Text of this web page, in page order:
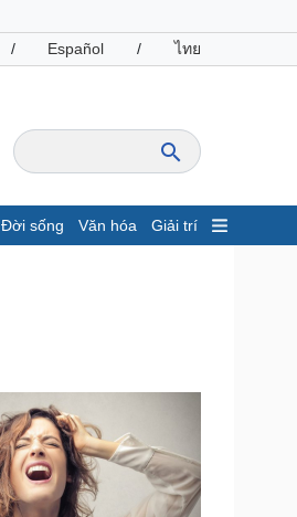
/ Español / ไทย
Đời sống Văn hóa Giải trí
Giá cà phê
Công nghệ
Sành điệu
Tin Công nghệ